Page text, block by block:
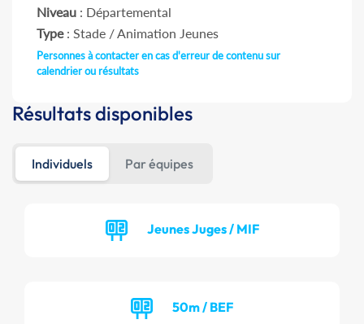
Niveau : Départemental
Type: Stade / Animation Jeunes
Personnes à contacter en cas d'erreur de contenu sur
calendrier ou résultats
Résultats disponibles
Individuels Par équipes
Jeunes Juges / MIF
50m / BEF